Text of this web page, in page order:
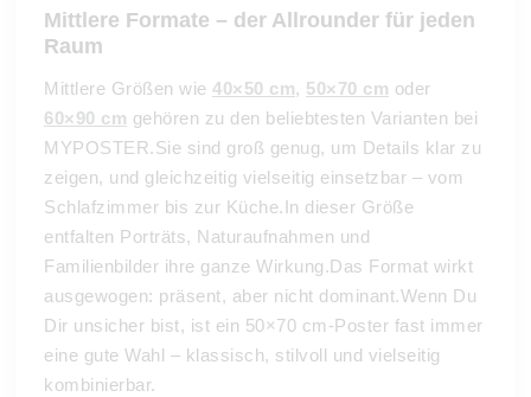
Mittlere Formate – der Allrounder für jeden
Raum
Mittlere Größen wie 40×50 cm, 50×70 cm oder
60×90 cm gehören zu den beliebtesten Varianten bei
MYPOSTER.Sie sind groß genug, um Details klar zu
zeigen, und gleichzeitig vielseitig einsetzbar – vom
Schlafzimmer bis zur Küche.In dieser Größe
entfalten Porträts, Naturaufnahmen und
Familienbilder ihre ganze Wirkung.Das Format wirkt
ausgewogen: präsent, aber nicht dominant.Wenn Du
Dir unsicher bist, ist ein 50×70 cm-Poster fast immer
eine gute Wahl – klassisch, stilvoll und vielseitig
kombinierbar.